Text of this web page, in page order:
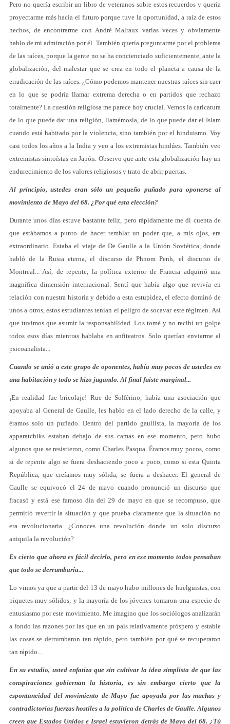
Pero no quería escribir un libro de veteranos sobre estos recuerdos y quería
proyectarme más hacia el futuro porque tuve la oportunidad, a raíz de estos
hechos, de encontrarme con André Malraux varias veces y obviamente
hablo de mi admiración por él. También quería preguntarme por el problema
de las raíces, porque la gente no se ha concienciado suficientemente, ante la
globalización, del malestar que se crea en todo el planeta a causa de la
erradicación de las raíces. ¿Cómo podemos mantener nuestras raíces sin caer
en lo que se podría llamar extrema derecha o en partidos que rechazo
totalmente? La cuestión religiosa me parece hoy crucial. Vemos la caricatura
de lo que puede dar una religión, llamémosla, de lo que puede dar el Islam
cuando está habitado por la violencia, sino también por el hinduismo. Voy
casi todos los años a la India y veo a los extremistas hindúes. También veo
extremistas sintoístas en Japón. Observo que ante esta globalización hay un
endurecimiento de los valores religiosos y trato de abrir puertas.
Al principio, ustedes eran sólo un pequeño puñado para oponerse al
movimiento de Mayo del 68. ¿Por qué esta elección?
Durante unos días estuve bastante feliz, pero rápidamente me di cuenta de
que estábamos a punto de hacer temblar un poder que, a mis ojos, era
extraordinario. Estaba el viaje de De Gaulle a la Unión Soviética, donde
habló de la Rusia eterna, el discurso de Phnom Penh, el discurso de
Montreal... Así, de repente, la política exterior de Francia adquirió una
magnífica dimensión internacional. Sentí que había algo que revivía en
relación con nuestra historia y debido a esta estupidez, el efecto dominó de
unos a otros, estos estudiantes tenían el peligro de socavar este régimen. Así
que tuvimos que asumir la responsabilidad. Los tomé y no recibí un golpe
todos esos días mientras hablaba en anfiteatros. Solo querían enviarme al
psicoanalista...
Cuando se unió a este grupo de oponentes, había muy pocos de ustedes en
una habitación y todo se hizo jugando. Al final fuiste marginal...
¡En realidad fue bricolaje! Rue de Solférino, había una asociación que
apoyaba al General de Gaulle, les hablo en el lado derecho de la calle, y
éramos solo un puñado. Dentro del partido gaullista, la mayoría de los
apparatchiks estaban debajo de sus camas en ese momento, pero hubo
algunos que se resistieron, como Charles Pasqua. Éramos muy pocos, como
si de repente algo se fuera deshaciendo poco a poco, como si esta Quinta
República, que creíamos muy sólida, se fuera a deshacer. El general de
Gaulle se equivocó el 24 de mayo cuando pronunció un discurso que
fracasó y está ese famoso día del 29 de mayo en que se recompuso, que
permitió revertir la situación y que prueba claramente que la situación no
era revolucionaria. ¿Conoces una revolución donde un solo discurso
aniquila la revolución?
Es cierto que ahora es fácil decirlo, pero en ese momento todos pensaban
que todo se derrumbaría...
Lo vimos ya que a partir del 13 de mayo hubo millones de huelguistas, con
piquetes muy sólidos, y la mayoría de los jóvenes tomaron una especie de
entusiasmo por este movimiento. Me imagino que los sociólogos analizarán
a fondo las razones por las que en un país relativamente próspero y estable
las cosas se derrumbaron tan rápido, pero también por qué se recuperaron
tan rápido...
En su estudio, usted enfatiza que sin cultivar la idea simplista de que las
conspiraciones gobiernan la historia, es sin embargo cierto que la
espontaneidad del movimiento de Mayo fue apoyada por las muchas y
contradictorias fuerzas hostiles a la política de Charles de Gaulle. Algunos
creen que Estados Unidos e Israel estuvieron detrás de Mayo del 68. ¿Tú